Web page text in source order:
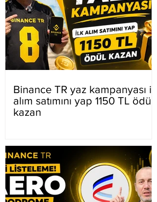
Binance TR yaz kampanyası ilk
alım satımını yap 1150 TL ödül
kazan